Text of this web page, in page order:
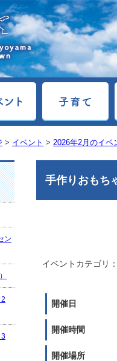
> イベント > 2026年2月のイベ
手作りおもち
イベントカテゴリ：
開催日
開催時間
開催場所
ン
3